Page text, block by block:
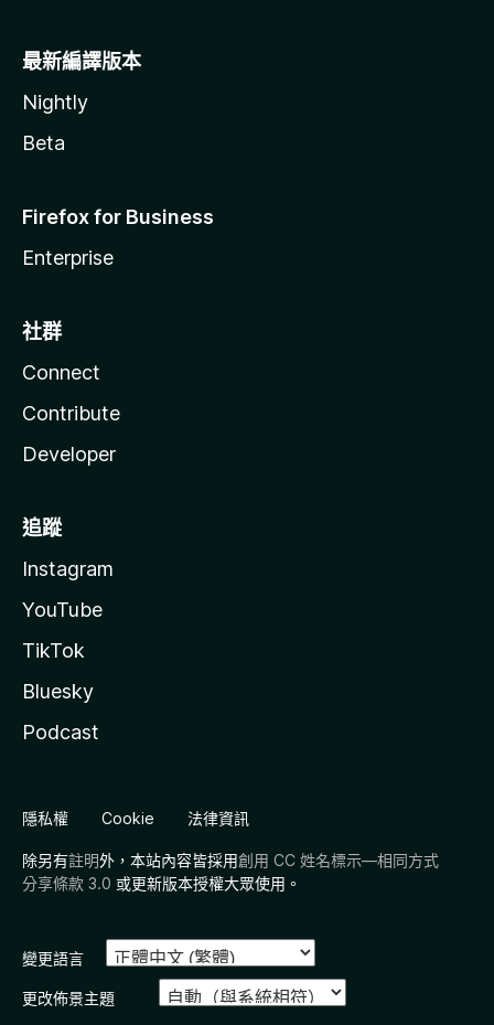
最新編譯版本
Nightly
Beta
Firefox for Business
Enterprise
社群
Connect
Contribute
Developer
追蹤
Instagram
YouTube
TikTok
Bluesky
Podcast
隱私權 Cookie 法律資訊
除另有註明外，本站內容皆採用創用 CC 姓名標示—相同方式
分享條款 3.0 或更新版本授權大眾使用。
變更語言
更改佈景主題